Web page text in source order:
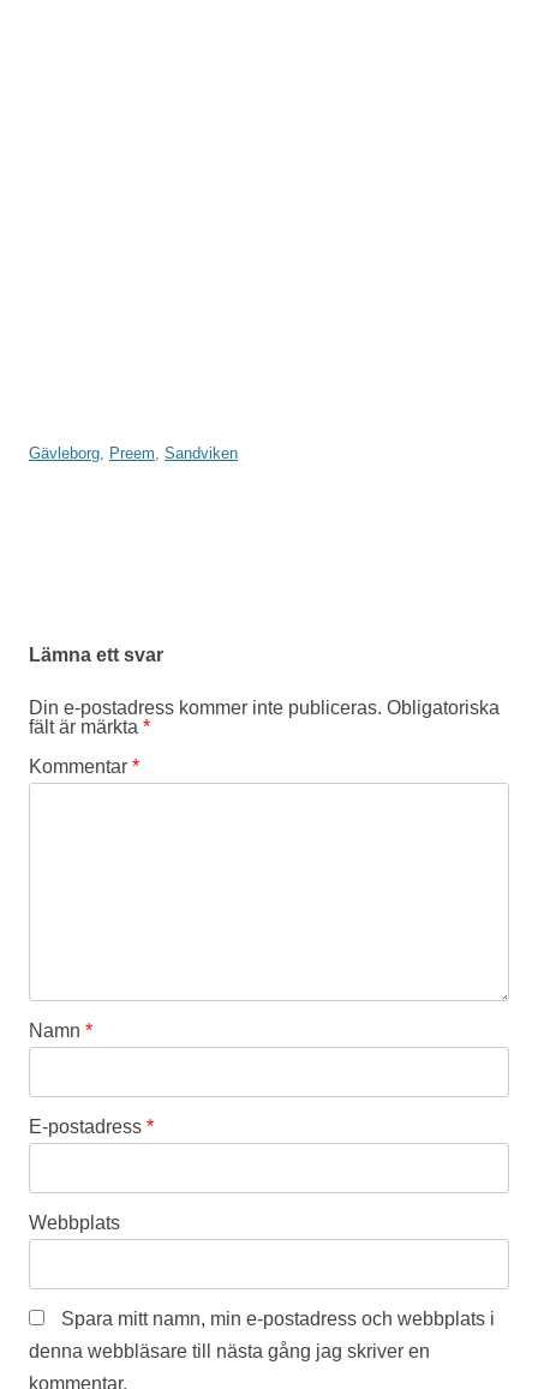
Gävleborg, Preem, Sandviken
Lämna ett svar
Din e-postadress kommer inte publiceras. Obligatoriska
fält är märkta *
Kommentar *
Namn *
E-postadress *
Webbplats
Spara mitt namn, min e-postadress och webbplats i
denna webbläsare till nästa gång jag skriver en
kommentar.